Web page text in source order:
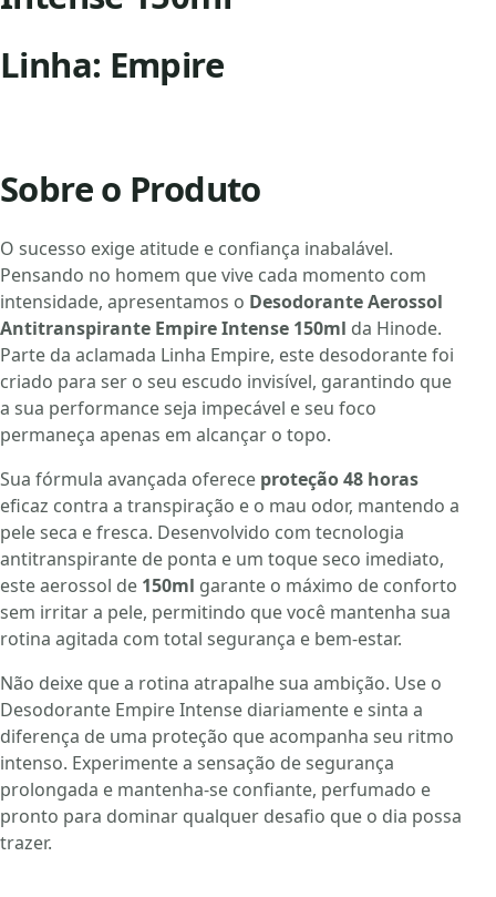
Linha: Empire
Sobre o Produto
O sucesso exige atitude e confiança inabalável.
Pensando no homem que vive cada momento com
intensidade, apresentamos o Desodorante Aerossol
Antitranspirante Empire Intense 150ml da Hinode.
Parte da aclamada Linha Empire, este desodorante foi
criado para ser o seu escudo invisível, garantindo que
a sua performance seja impecável e seu foco
permaneça apenas em alcançar o topo.
Sua fórmula avançada oferece proteção 48 horas
eficaz contra a transpiração e o mau odor, mantendo a
pele seca e fresca. Desenvolvido com tecnologia
antitranspirante de ponta e um toque seco imediato,
este aerossol de 150ml garante o máximo de conforto
sem irritar a pele, permitindo que você mantenha sua
rotina agitada com total segurança e bem-estar.
Não deixe que a rotina atrapalhe sua ambição. Use o
Desodorante Empire Intense diariamente e sinta a
diferença de uma proteção que acompanha seu ritmo
intenso. Experimente a sensação de segurança
prolongada e mantenha-se confiante, perfumado e
pronto para dominar qualquer desafio que o dia possa
trazer.